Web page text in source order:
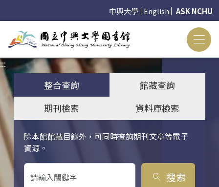
中興大學 English ASK NCHU
:::
整合查詢
館藏查詢
期刊檢索
資料庫檢索
除本館館藏目錄外，可同時查詢期刊文章等電子
資源。
關鍵字搜尋
search 搜索